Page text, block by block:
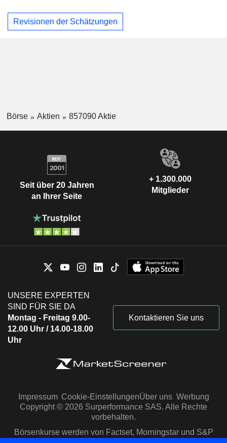
Revisionen der Schätzungen
Börse Aktien 857090 Aktie
Seit über 20 Jahren
an Ihrer Seite
+ 1.300.000
Mitglieder
UNSERE EXPERTEN
SIND FÜR SIE DA
Montag - Freitag 9.00-
12.00 Uhr / 14.00-18.00
Uhr
Kontaktieren Sie uns
Impressum Cookie-EinstellungenÜber uns Werbung
Copyright © 2026 Surperformance SAS. Alle Rechte
vorbehalten.
Börsenkurse werden von Factset, Morningstar und S&P